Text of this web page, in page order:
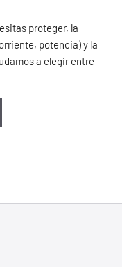
proteger, la
potencia) y la
a elegir entre